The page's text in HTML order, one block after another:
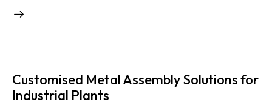
Customised Metal Assembly Solutions for
Industrial Plants